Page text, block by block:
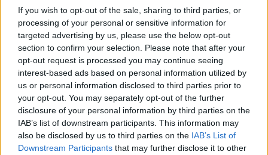
If you wish to opt-out of the sale, sharing to third parties, or
processing of your personal or sensitive information for
targeted advertising by us, please use the below opt-out
section to confirm your selection. Please note that after your
opt-out request is processed you may continue seeing
interest-based ads based on personal information utilized by
us or personal information disclosed to third parties prior to
your opt-out. You may separately opt-out of the further
disclosure of your personal information by third parties on the
IAB’s list of downstream participants. This information may
also be disclosed by us to third parties on the IAB’s List of
Downstream Participants that may further disclose it to other
L’Autorità ungherese garante della concorrenza gestirà il
database, ha scritto telex.hu Il governo mira a fornire un
database online per ogni cliente, consentendo loro di
confrontare i prezzi in modo trasparente Di conseguenza, il
gabinetto spera di poter evitare prezzi eccessivi e rivelare
come i rivenditori stanno valutando Inoltre, vorrebbero
stimolare la concorrenza sul mercato Di conseguenza, i prezzi
potrebbero iniziare a diminuire in Ungheria.
Il governo calcola un’inflazione in rapida diminuzione
durante l’estate Entro la fine dell’anno, calcolano con un tasso
a una sola cifra Telex ha scritto che a marzo, l’inflazione
dell’Ungheria ha raggiunto il 25,2 per cento Quel tasso era
del 42,6 per cento per quanto riguarda il cibo rispetto allo